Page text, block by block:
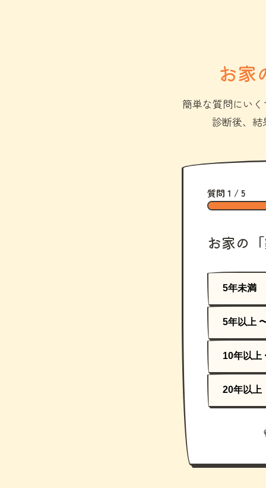
お家
簡単な質問にい
診断後、結
質問 1 / 5
お家の
5年未満
5年以上
10年以上
20年以上